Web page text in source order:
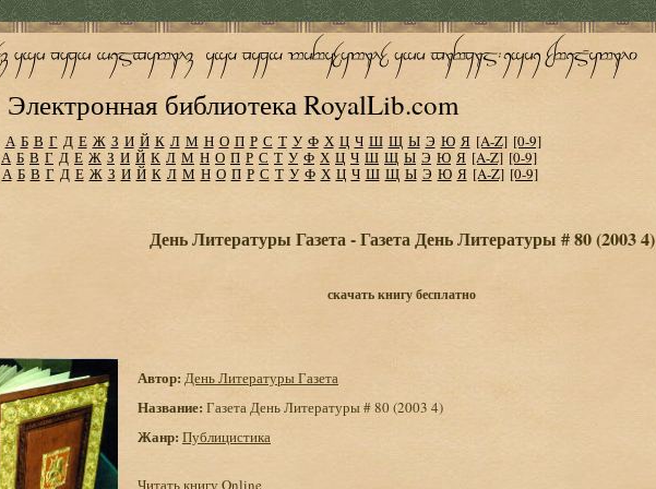
Электронная библиотека RoyalLib.com
А Б В Г Д Е Ж З И Й К Л М Н О П Р С Т У Ф Х Ц Ч Ш Щ Ы Э Ю Я [A-Z] [0-9]
А Б В Г Д Е Ж З И Й К Л М Н О П Р С Т У Ф Х Ц Ч Ш Щ Ы Э Ю Я [A-Z] [0-9]
А Б В Г Д Е Ж З И Й К Л М Н О П Р С Т У Ф Х Ц Ч Ш Щ Ы Э Ю Я [A-Z] [0-9]
День Литературы Газета - Газета День Литературы # 80 (2003 4)
скачать книгу бесплатно
Автор: День Литературы Газета
Название: Газета День Литературы # 80 (2003 4)
Жанр: Публицистика
Читать книгу Online